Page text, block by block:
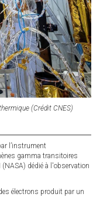
(Crédit CNES)
l’instrument
gamma transitoires
dédié à l'observation
électrons produit par un